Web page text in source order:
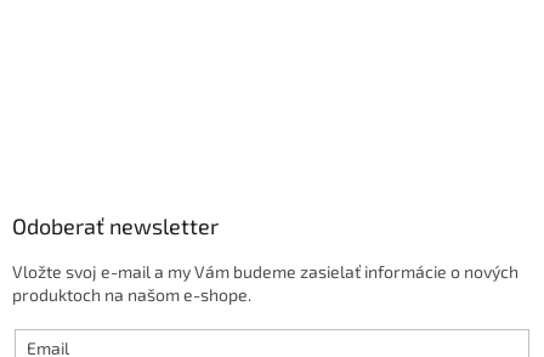
Odoberať newsletter
Vložte svoj e-mail a my Vám budeme zasielať informácie o nových
produktoch na našom e-shope.
Email